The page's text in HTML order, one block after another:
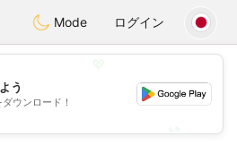
Chat
Mode ログイン
う
ウンロード！